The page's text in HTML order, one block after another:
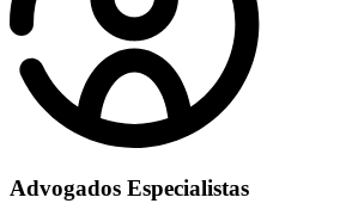
Advogados Especialistas